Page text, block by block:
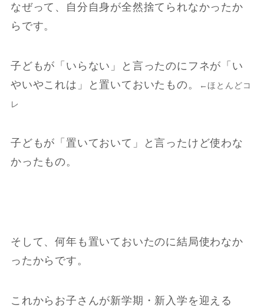
なぜって、自分自身が全然捨てられなかったか
らです。
子どもが「いらない」と言ったのにフネが「い
やいやこれは」と置いておいたもの。
←ほとんどコ
レ
子どもが「置いておいて」と言ったけど使わな
かったもの。
そして、何年も置いておいたのに結局使わなか
ったからです。
これからお子さんが新学期・新入学を迎える